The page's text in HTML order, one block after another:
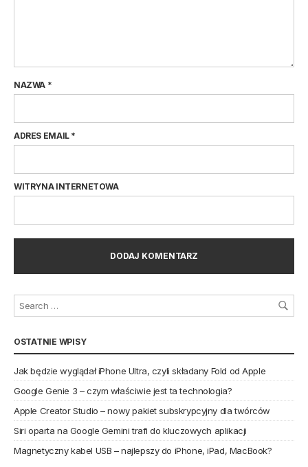
NAZWA *
ADRES EMAIL *
WITRYNA INTERNETOWA
OSTATNIE WPISY
Jak będzie wyglądał iPhone Ultra, czyli składany Fold od Apple
Google Genie 3 – czym właściwie jest ta technologia?
Apple Creator Studio – nowy pakiet subskrypcyjny dla twórców
Siri oparta na Google Gemini trafi do kluczowych aplikacji
Magnetyczny kabel USB – najlepszy do iPhone, iPad, MacBook?